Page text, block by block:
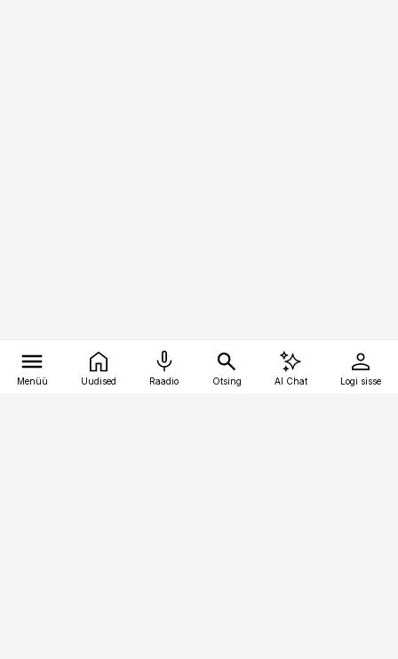
Menüü Uudised Raadio Otsing AI Chat Logi sisse